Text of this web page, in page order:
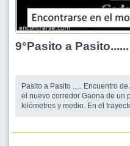
9°Pasito a
Pasito a Pasito ..... Encuentro
el nuevo corredor Gaona de un
kilómetros y medio. En el
Hay tambien una confortable
recomiendo los benefi